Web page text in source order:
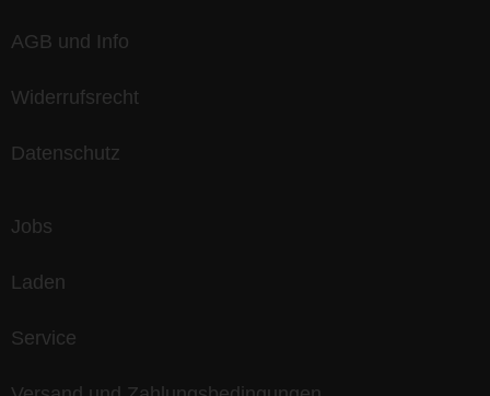
AGB und Info
Widerrufsrecht
Datenschutz
Jobs
Laden
Service